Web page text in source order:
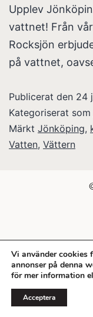
Upplev
vattnet! Från
Rocksjön
på vattnet,
Publicerat den 24
Kategoriserat som
Märkt Jönköping,
Vatten, Vättern
Vi använder cookies
annonser på denna
för mer information
Acceptera